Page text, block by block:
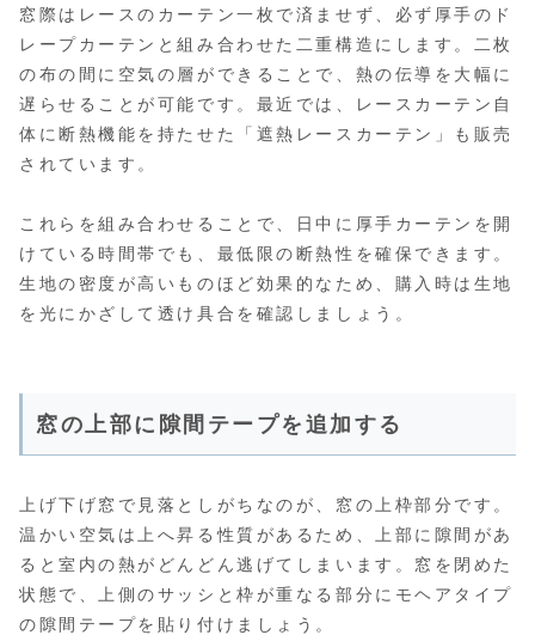
窓際はレースのカーテン一枚で済ませず、必ず厚手のド
レープカーテンと組み合わせた二重構造にします。二枚
の布の間に空気の層ができることで、熱の伝導を大幅に
遅らせることが可能です。最近では、レースカーテン自
体に断熱機能を持たせた「遮熱レースカーテン」も販売
されています。
これらを組み合わせることで、日中に厚手カーテンを開
けている時間帯でも、最低限の断熱性を確保できます。
生地の密度が高いものほど効果的なため、購入時は生地
を光にかざして透け具合を確認しましょう。
窓の上部に隙間テープを追加する
上げ下げ窓で見落としがちなのが、窓の上枠部分です。
温かい空気は上へ昇る性質があるため、上部に隙間があ
ると室内の熱がどんどん逃げてしまいます。窓を閉めた
状態で、上側のサッシと枠が重なる部分にモヘアタイプ
の隙間テープを貼り付けましょう。